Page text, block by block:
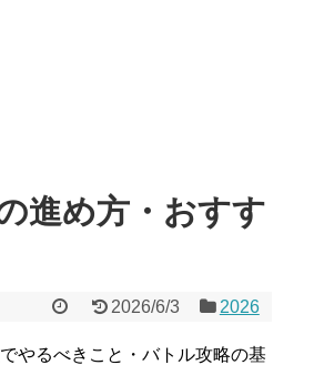
進め方・おすす
2026/6/3 2026
やるべきこと・バトル攻略の基